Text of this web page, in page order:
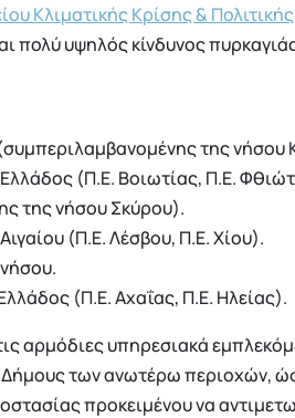
Κλιματικής Κρίσης &
πολύ υψηλός κίνδυνος
της
(Π.Ε. Βοιωτίας, Π.Ε.
της νήσου Σκύρου).
(Π.Ε. Λέσβου, Π.Ε. Χίου).
(Π.Ε. Αχαΐας, Π.Ε. Ηλείας).
αρμόδιες υπηρεσιακά
Δήμους των ανωτέρω περιοχών,
προκειμένου να